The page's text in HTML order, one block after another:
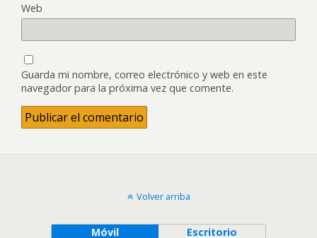
Web
Guarda mi nombre, correo electrónico y web en este
navegador para la próxima vez que comente.
Volver arriba
Móvil Escritorio